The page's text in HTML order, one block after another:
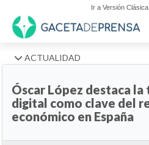
Ir a Versión
ACTUALIDAD
Óscar López destaca
digital como clave del
económico en España